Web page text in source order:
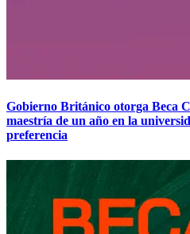
Gobierno Británico otorga Beca
maestría de un año en la
preferencia